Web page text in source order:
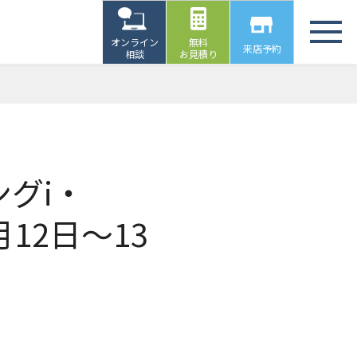
オンライン
相談
無料
お見積り
来店予約
i・
12日〜13